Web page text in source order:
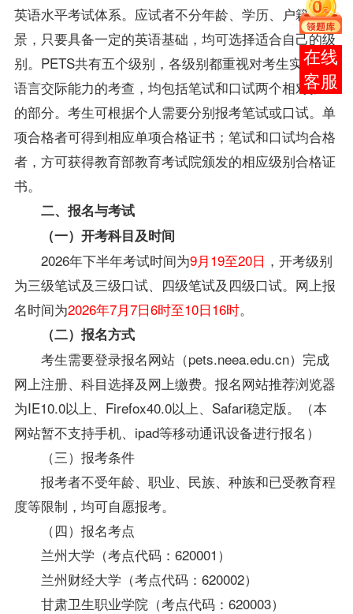
英语水平考试体系。应试者不分年龄、学历、户籍等背
景，只要具备一定的英语基础，均可选择适合自己的级
别。PETS共有五个级别，各级别都重视对考生实际的
语言交际能力的考查，均包括笔试和口试两个相对独立
的部分。考生可根据个人需要分别报考笔试或口试。单
项合格者可得到相应单项合格证书；笔试和口试均合格
者，方可获得教育部教育考试院颁发的相应级别合格证
书。
二、报名与考试
（一）开考科目及时间
2026年下半年考试时间为9月19至20日 ，开考级别
为三级笔试及三级口试、四级笔试及四级口试。网上报
名时间为2026年7月7日6时至10日16时。
（二）报名方式
考生需要登录报名网站（pets.neea.edu.cn）完成
网上注册、科目选择及网上缴费。报名网站推荐浏览器
为IE10.0以上、Firefox40.0以上、Safari稳定版。（本
网站暂不支持手机、ipad等移动通讯设备进行报名）
（三）报考条件
报考者不受年龄、职业、民族、种族和已受教育程
度等限制，均可自愿报考。
（四）报名考点
兰州大学（考点代码：620001）
兰州财经大学（考点代码：620002）
甘肃卫生职业学院（考点代码：620003）
在线
客服